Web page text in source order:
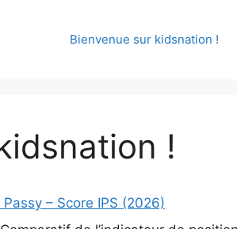
Bienvenue sur kidsnation !
!
– Score IPS (2026)